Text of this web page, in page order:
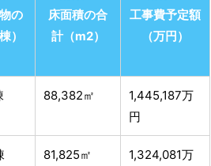
の
）
床面積の合
計（m2）
工事費予定額
（万円）
88,382㎡
1,445,187万
円
81,825㎡
1,324,081万